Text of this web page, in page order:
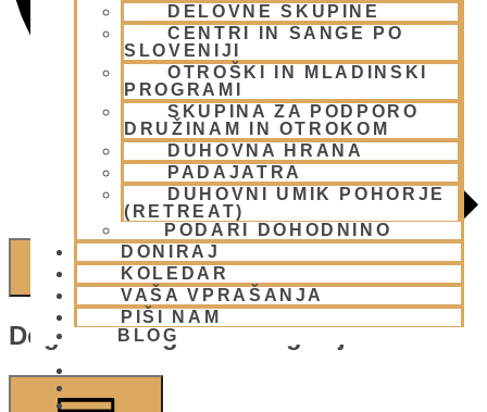
DELOVNE SKUPINE
CENTRI IN SANGE PO
SLOVENIJI
OTROŠKI IN MLADINSKI
PROGRAMI
SKUPINA ZA PODPORO
DRUŽINAM IN OTROKOM
DUHOVNA HRANA
PADAJATRA
DUHOVNI UMIK POHORJE
(RETREAT)
PODARI DOHODNINO
DONIRAJ
KOLEDAR
VAŠA VPRAŠANJA
PIŠI NAM
BLOG
NAJDI DOGODKI
Dogodek Pogledi Navigacije